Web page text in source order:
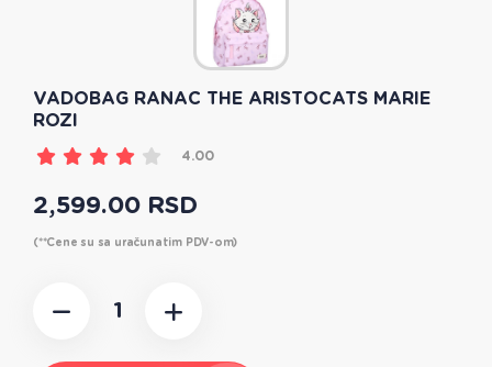
VADOBAG RANAC THE ARISTOCATS MARIE
ROZI
4.00
2,599.00 RSD
(**Cene su sa uračunatim PDV-om)